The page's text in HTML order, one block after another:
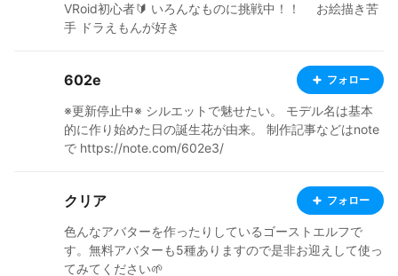
VRoid初心者🔰 いろんなものに挑戦中！！ お絵描き苦
手 ドラえもんが好き
602e フォロー
※更新停止中※ シルエットで魅せたい。 モデル名は基本
的に作り始めた日の誕生花が由来。 制作記事などはnote
で https://note.com/602e3/
クリア フォロー
色んなアバターを作ったりしているゴーストエルフで
す。無料アバターも5種ありますので是非お迎えして使っ
てみてください🌱